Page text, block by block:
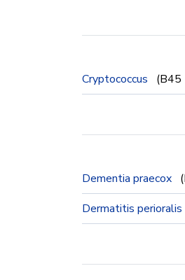
Cryptococcus (B45
Dementia praecox
Dermatitis perioralis